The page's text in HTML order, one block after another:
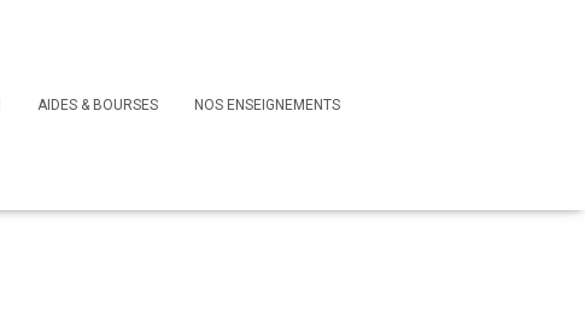
AIDES & BOURSES NOS ENSEIGNEMENTS